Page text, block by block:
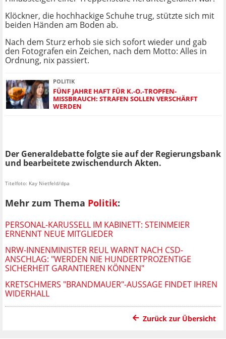
Klöckner, die hochhackige Schuhe trug, stützte sich mit
beiden Händen am Boden ab.
Nach dem Sturz erhob sie sich sofort wieder und gab
den Fotografen ein Zeichen, nach dem Motto: Alles in
Ordnung, nix passiert.
POLITIK
FÜNF JAHRE HAFT FÜR K.-O.-TROPFEN-
MISSBRAUCH: STRAFEN SOLLEN VERSCHÄRFT
WERDEN
Der Generaldebatte folgte sie auf der Regierungsbank
und bearbeitete zwischendurch Akten.
Titelfoto: Kay Nietfeld/dpa
Mehr zum Thema Politik:
PERSONAL-KARUSSELL IM KABINETT: STEINMEIER
ERNENNT NEUE MITGLIEDER
NRW-INNENMINISTER REUL WARNT NACH CSD-
ANSCHLAG: "WERDEN NIE HUNDERTPROZENTIGE
SICHERHEIT GARANTIEREN KÖNNEN"
KRETSCHMERS "BRANDMAUER"-AUSSAGE FINDET IHREN
WIDERHALL
Zurück zur Übersicht